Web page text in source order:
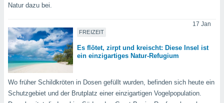
und
auf
Sie
klicken.
und
Natur dazu bei.
FREIZEIT
17 Jan
Es flötet, zirpt und kreischt: Diese Insel ist
ein einzigartiges Natur-Refugium
Wo früher Schildkröten in Dosen gefüllt wurden, befinden sich heute ein
Schutzgebiet und der Brutplatz einer einzigartigen Vogelpopulation.